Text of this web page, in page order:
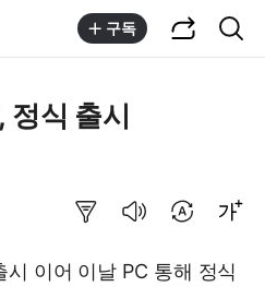
구독
정식 출시
이어 이날 PC 통해 정식